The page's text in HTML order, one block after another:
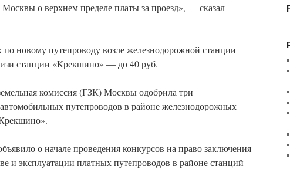
Москвы о верхнем пределе платы за проезд», — сказал
новому путепроводу возле железнодорожной станции
станции «Крекшино» — до 40 руб.
комиссия (ГЗК) Москвы одобрила три
путепроводов в районе железнодорожных
о начале проведения конкурсов на право заключения
и эксплуатации платных путепроводов в районе станций